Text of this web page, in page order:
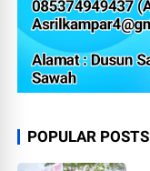
POPULAR POSTS